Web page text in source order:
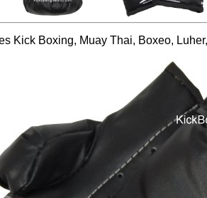
Kick Boxing, Muay Thai, Boxeo,